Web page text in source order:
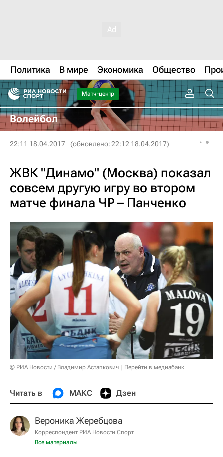
Политика В мире Экономика Общество
Матч-центр
Волейбол
22:11 18.04.2017 (обновлено: 22:12 18.04.2017)
ЖВК "Динамо" (Москва) показал
совсем другую игру во втором
матче финала ЧР – Панченко
© РИА Новости / Владимир Астапкович Перейти в медиабанк
Читать в МАКС Дзен
Вероника Жеребцова
Корреспондент РИА Новости Спорт
Все материалы